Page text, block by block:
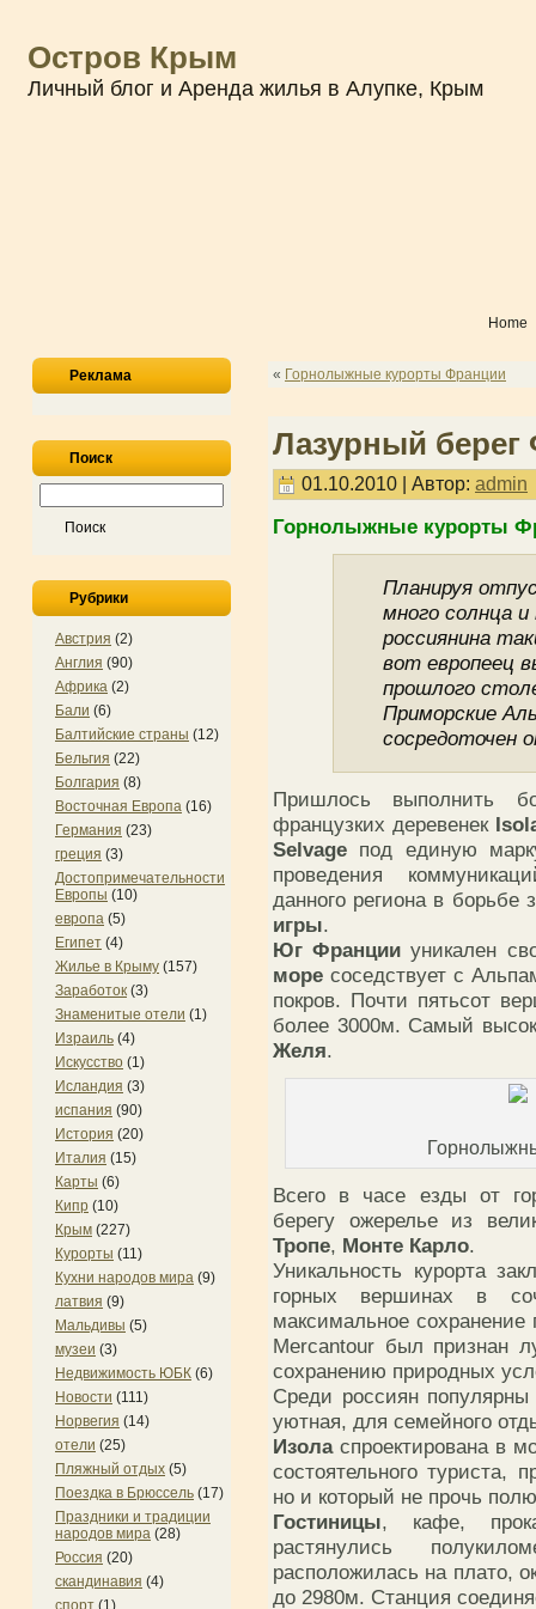
Остров Крым
Личный блог и Аренда жилья в Алупке, Крым
Home
Реклама
Поиск
Рубрики
Австрия (2)
Англия (90)
Африка (2)
Бали (6)
Балтийские страны (12)
Бельгия (22)
Болгария (8)
Восточная Европа (16)
Германия (23)
греция (3)
Достопримечательности
Европы (10)
европа (5)
Египет (4)
Жилье в Крыму (157)
Заработок (3)
Знаменитые отели (1)
Израиль (4)
Искусство (1)
Исландия (3)
испания (90)
История (20)
Италия (15)
Карты (6)
Кипр (10)
Крым (227)
Курорты (11)
Кухни народов мира (9)
латвия (9)
Мальдивы (5)
музеи (3)
Недвижимость ЮБК (6)
Новости (111)
Норвегия (14)
отели (25)
Пляжный отдых (5)
Поездка в Брюссель (17)
Праздники и традиции
народов мира (28)
Россия (20)
скандинавия (4)
спорт (1)
« Горнолыжные курорты Франции
Лазурный
01.10.2010 | Автор: admin
Горнолыжные курорты
Планируя
много солнца
россиянина
вот европеец
прошлого
Приморские
сосредоточен
Пришлось выполнить
французких деревенек
Selvage под единую
проведения
данного региона в
игры.
Юг Франции уникален
море соседствует с
покров. Почти пятьсот
более 3000м. Самый
Желя.
Всего в часе езды от
берегу ожерелье из
Тропе, Монте Карло.
Уникальность курорта
горных вершинах в
максимальное
Mercantour был признан
сохранению природных
Среди россиян
уютная, для семейного
Изоласпроектирована в
состоятельного туриста,
но и который не прочь
Гостиницы, кафе,
растянулись
расположилась на плато,
до 2980м. Станция